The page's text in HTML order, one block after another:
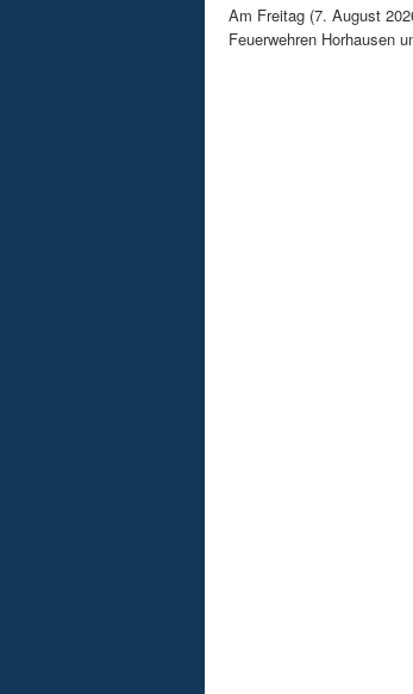
Am Freitag (7. August
Feuerwehren Horhausen